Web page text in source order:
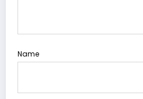
Name